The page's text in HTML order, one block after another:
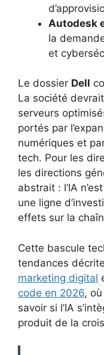
Autodesk
la
et
Le dossier Dell
La société
serveurs
portés par
numériques et
tech. Pour les
les directions
abstrait : l’IA
une ligne
effets sur la
Cette bascule
tendances
marketing digital
code en 2026,
savoir si l’IA
produit de la